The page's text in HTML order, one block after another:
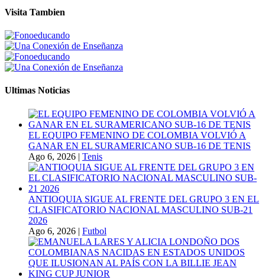
Visita Tambien
Ultimas Noticias
EL EQUIPO FEMENINO DE COLOMBIA VOLVIÓ A
GANAR EN EL SURAMERICANO SUB-16 DE TENIS
Ago 6, 2026 | Tenis
ANTIOQUIA SIGUE AL FRENTE DEL GRUPO 3 EN EL
CLASIFICATORIO NACIONAL MASCULINO SUB-21
2026
Ago 6, 2026 | Futbol